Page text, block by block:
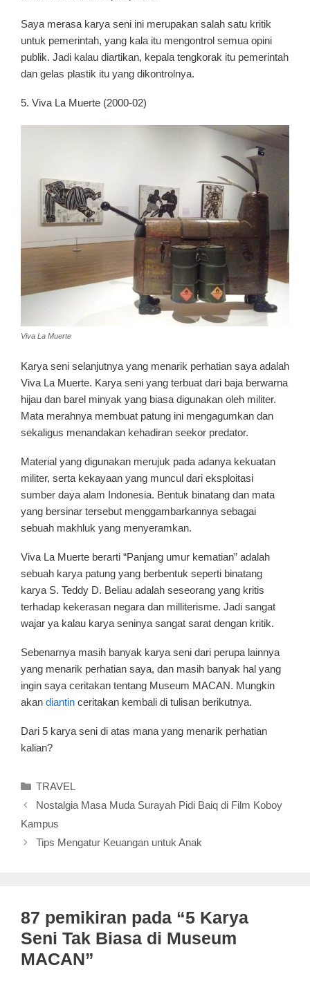
Saya merasa karya seni ini merupakan salah satu kritik
untuk pemerintah, yang kala itu mengontrol semua opini
publik. Jadi kalau diartikan, kepala tengkorak itu pemerintah
dan gelas plastik itu yang dikontrolnya.
5. Viva La Muerte (2000-02)
Viva La Muerte
Karya seni selanjutnya yang menarik perhatian saya adalah
Viva La Muerte. Karya seni yang terbuat dari baja berwarna
hijau dan barel minyak yang biasa digunakan oleh militer.
Mata merahnya membuat patung ini mengagumkan dan
sekaligus menandakan kehadiran seekor predator.
Material yang digunakan merujuk pada adanya kekuatan
militer, serta kekayaan yang muncul dari eksploitasi
sumber daya alam Indonesia. Bentuk binatang dan mata
yang bersinar tersebut menggambarkannya sebagai
sebuah makhluk yang menyeramkan.
Viva La Muerte berarti “Panjang umur kematian” adalah
sebuah karya patung yang berbentuk seperti binatang
karya S. Teddy D. Beliau adalah seseorang yang kritis
terhadap kekerasan negara dan milliterisme. Jadi sangat
wajar ya kalau karya seninya sangat sarat dengan kritik.
Sebenarnya masih banyak karya seni dari perupa lainnya
yang menarik perhatian saya, dan masih banyak hal yang
ingin saya ceritakan tentang Museum MACAN. Mungkin
akan diantin ceritakan kembali di tulisan berikutnya.
Dari 5 karya seni di atas mana yang menarik perhatian
kalian?
Kategori
TRAVEL
Nostalgia Masa Muda Surayah Pidi Baiq di Film Koboy
Kampus
Tips Mengatur Keuangan untuk Anak
87 pemikiran pada “5 Karya
Seni Tak Biasa di Museum
MACAN”